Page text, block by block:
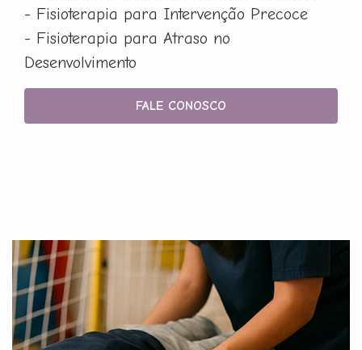
- Fisioterapia para Intervenção Precoce
- Fisioterapia para Atraso no
Desenvolvimento
FALE CONOSCO